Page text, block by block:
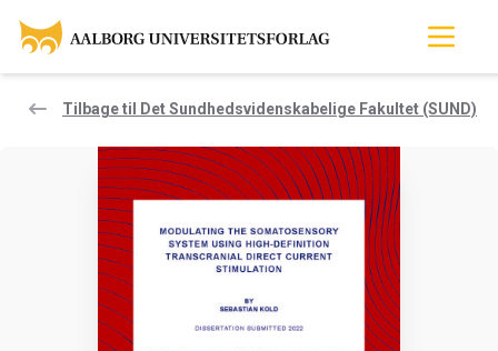
Tilbage til Det Sundhedsvidenskabelige Fakultet (SUND)